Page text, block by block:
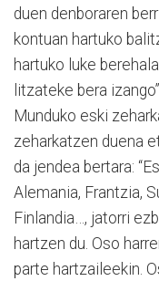
duen denboraren
kontuan hartuko
hartuko luke
litzateke bera
Munduko eski
zeharkatzen duena
da jendea bertara:
Alemania, Frantzia,
Finlandia…, jatorri
hartzen du. Oso
parte hartzaileekin.